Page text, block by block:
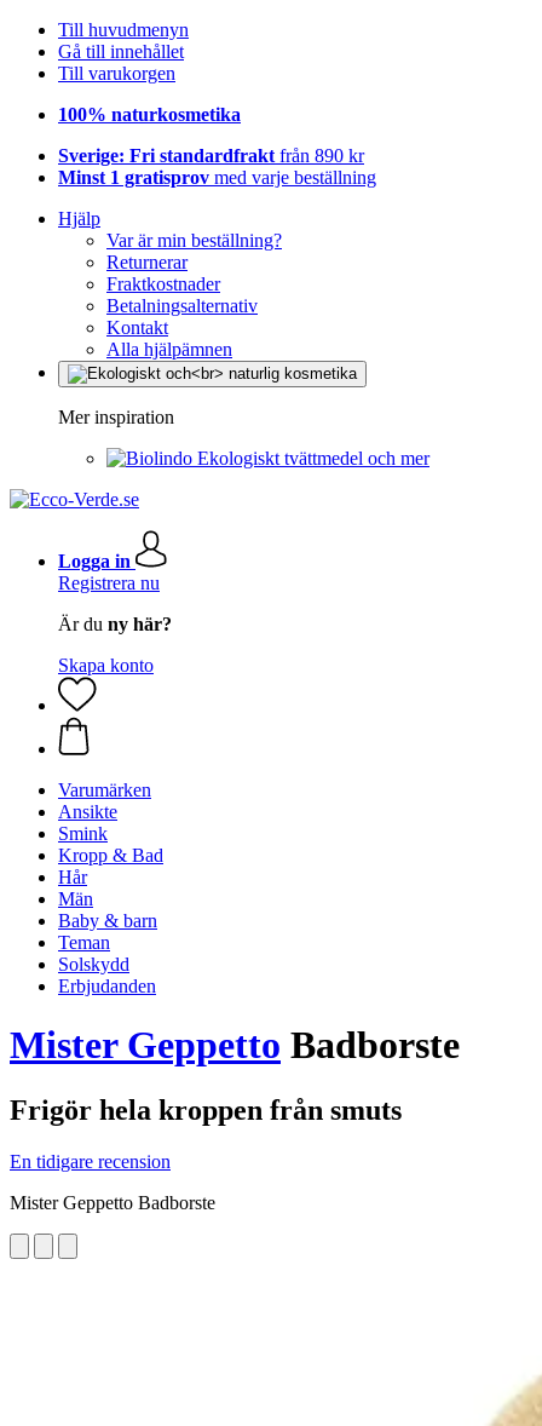
Till huvudmenyn
Gå till innehållet
Till varukorgen
100% naturkosmetika
Sverige: Fri standardfrakt från 890 kr
Minst 1 gratisprov med varje beställning
Hjälp
Var är min beställning?
Returnerar
Fraktkostnader
Betalningsalternativ
Kontakt
Alla hjälpämnen
Mer inspiration
Ekologiskt tvättmedel och mer
Logga in
Registrera nu
Är du ny här?
Skapa konto
Varumärken
Ansikte
Smink
Kropp & Bad
Hår
Män
Baby & barn
Teman
Solskydd
Erbjudanden
Mister Geppetto Badborste
Frigör hela kroppen från smuts
En tidigare recension
Mister Geppetto Badborste